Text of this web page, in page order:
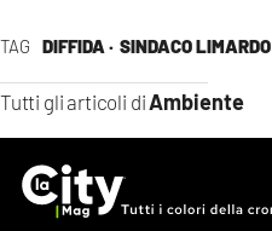
TAG DIFFIDA · SINDACO LIMARDO
Tutti gli articoli diAmbiente